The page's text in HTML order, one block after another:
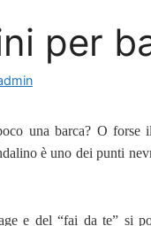
per
una barca? O forse il
è uno dei punti
e del “fai da te” si